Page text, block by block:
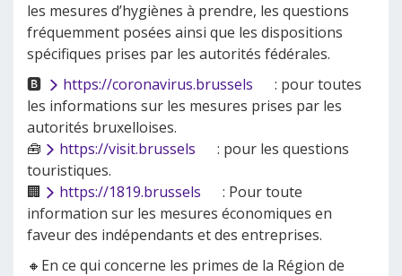
les mesures d’hygiènes à prendre, les questions
fréquemment posées ainsi que les dispositions
spécifiques prises par les autorités fédérales.
🅱️
https://coronavirus.brussels
: pour toutes
les informations sur les mesures prises par les
autorités bruxelloises.
🧰
https://visit.brussels
: pour les questions
touristiques.
🏢
https://1819.brussels
: Pour toute
information sur les mesures économiques en
faveur des indépendants et des entreprises.
🔸En ce qui concerne les primes de la Région de